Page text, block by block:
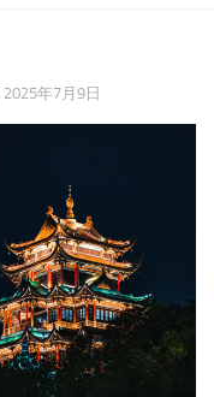
2025年7月9日